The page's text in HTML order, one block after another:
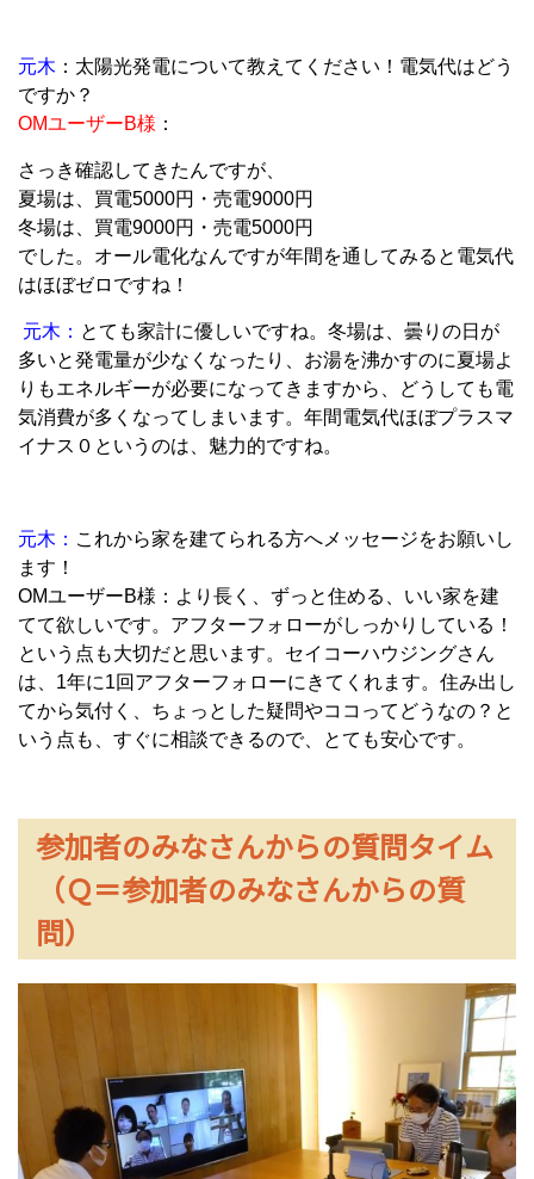
元木 ：太陽光発電について教えてください！電気代はどう
ですか？
OMユーザーB様 ：
さっき確認してきたんですが、
夏場は、買電5000円・売電9000円
冬場は、買電9000円・売電5000円
でした。オール電化なんですが年間を通してみると電気代
はほぼゼロですね！
元木： とても家計に優しいですね。冬場は、曇りの日が
多いと発電量が少なくなったり、お湯を沸かすのに夏場よ
りもエネルギーが必要になってきますから、どうしても電
気消費が多くなってしまいます。年間電気代ほぼプラスマ
イナス０というのは、魅力的ですね。
元木： これから家を建てられる方へメッセージをお願いし
ます！
OMユーザーB様：より長く、ずっと住める、いい家を建
てて欲しいです。アフターフォローがしっかりしている！
という点も大切だと思います。セイコーハウジングさん
は、1年に1回アフターフォローにきてくれます。住み出し
てから気付く、ちょっとした疑問やココってどうなの？と
いう点も、すぐに相談できるので、とても安心です。
参加者のみなさんからの質問タイム
（Ｑ＝参加者のみなさんからの質
問）